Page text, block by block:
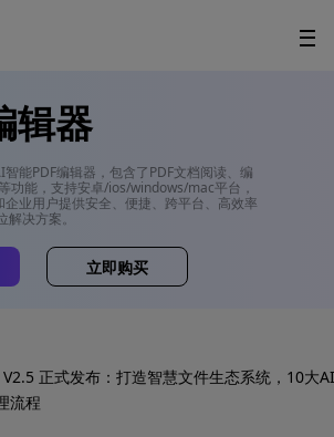
辑器
能PDF编辑器，包含了PDF文档阅读、编
功能，支持安卓/ios/windows/mac平台，
企业用户提供安全、便捷、跨平台、高效率
决方案。
立即购买
V2.5 正式发布：打造智慧文件生态系统，10大
流程